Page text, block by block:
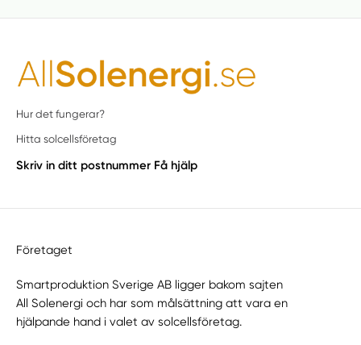
Hur det fungerar?
Hitta solcellsföretag
Skriv in ditt postnummer Få hjälp
Företaget
Smartproduktion Sverige AB ligger bakom sajten
All Solenergi och har som målsättning att vara en
hjälpande hand i valet av solcellsföretag.